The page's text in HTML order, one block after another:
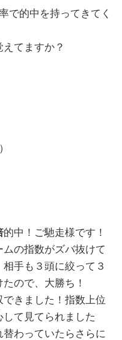
で的中を持ってきてく
てますか？
的中！ご馳走様です！
の指数がズバ抜けて
手も３頭に絞って３
ので、大勝ち！
できました！指数上位
て見てられました
わっていたらさらに